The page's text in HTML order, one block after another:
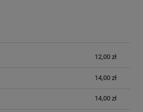
12,00 zł
14,00 zł
14,00 zł